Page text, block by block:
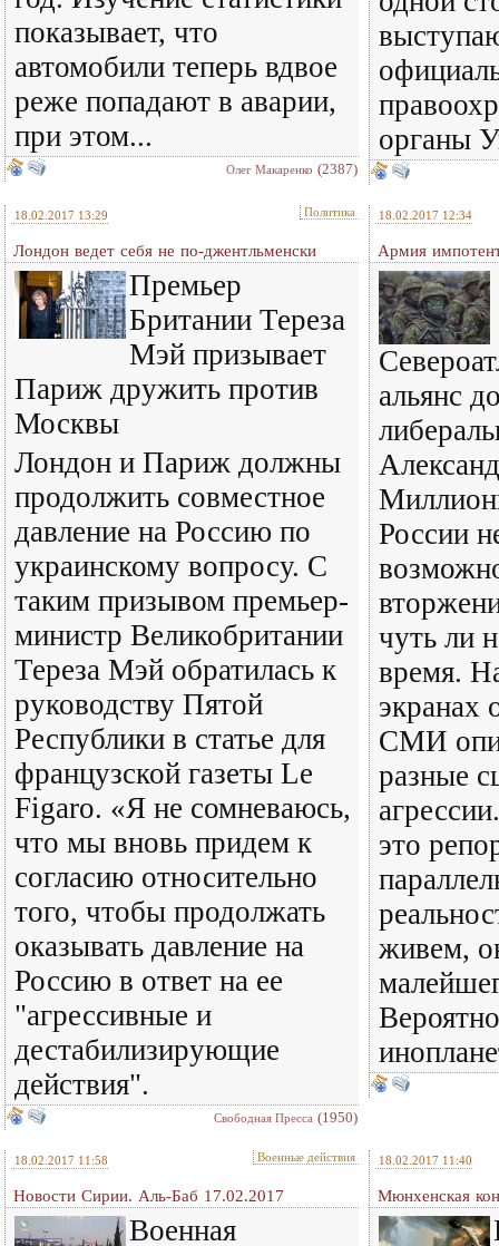
показывает, что
автомобили теперь вдвое
реже попадают в аварии,
при этом...
Олег Макаренко (2387)
органы
18.02.2017 13:29 Политика
Лондон ведет себя не по-джентльменски
Премьер
Британии Тереза
Мэй призывает
Париж дружить против
Москвы
Лондон и Париж должны
продолжить совместное
давление на Россию по
украинскому вопросу. С
таким призывом премьер-
министр Великобритании
Тереза Мэй обратилась к
руководству Пятой
Республики в статье для
французской газеты Le
Figaro. «Я не сомневаюсь,
что мы вновь придем к
согласию относительно
того, чтобы продолжать
оказывать давление на
Россию в ответ на ее
"агрессивные и
дестабилизирующие
действия".
Свободная Пресса (1950)
18.02.2017 12:34
Армия
альянс
России
чуть ли
время.
экранах
СМИ
разные
это
живем,
18.02.2017 11:58 Военные действия
Новости Сирии. Аль-Баб 17.02.2017
Военная
18.02.2017 11:40
Мюнхенская